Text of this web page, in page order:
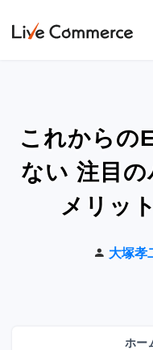
これからの
ない 注目
メリッ
大塚孝
ホー